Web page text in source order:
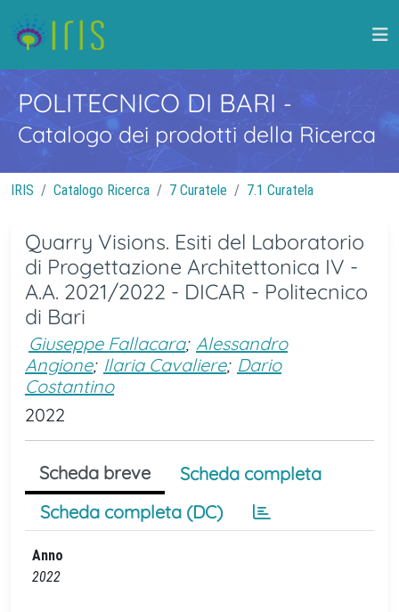
POLITECNICO DI BARI -
Catalogo dei prodotti della Ricerca
IRIS Catalogo Ricerca 7 Curatele 7.1 Curatela
Quarry Visions. Esiti del Laboratorio
di Progettazione Architettonica IV -
A.A. 2021/2022 - DICAR - Politecnico
di Bari
Giuseppe Fallacara; Alessandro
Angione; Ilaria Cavaliere; Dario
Costantino
2022
Scheda breve
Scheda completa
Scheda completa (DC)
Anno
2022